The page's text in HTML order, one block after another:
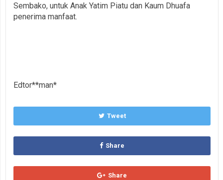
Sembako, untuk Anak Yatim Piatu dan Kaum Dhuafa
penerima manfaat.
Edtor**man*
Tweet
Share
Share